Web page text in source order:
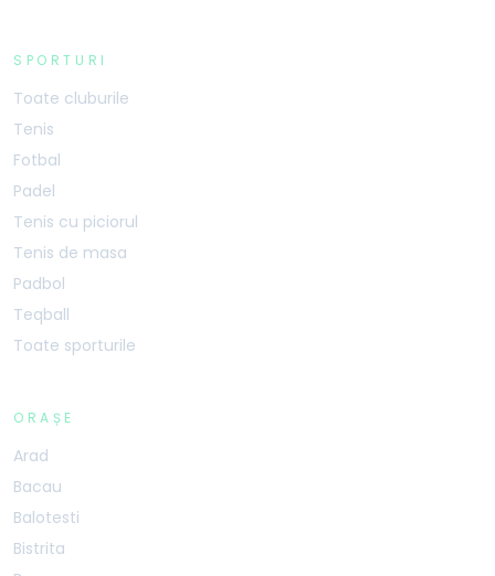
SPORTURI
Toate cluburile
Tenis
Fotbal
Padel
Tenis cu piciorul
Tenis de masa
Padbol
Teqball
Toate sporturile
ORAȘE
Arad
Bacau
Balotesti
Bistrita